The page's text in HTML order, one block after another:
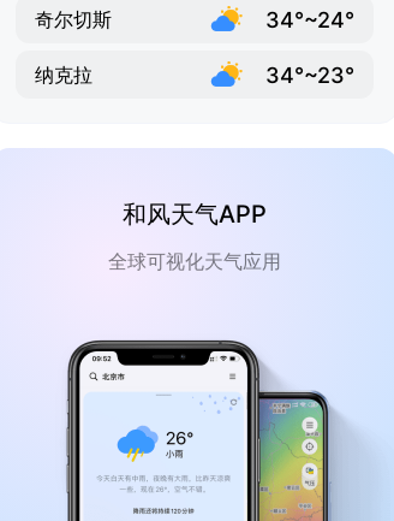
奇尔切斯 34°~24°
纳克拉 34°~23°
和风天气APP
全球可视化天气应用